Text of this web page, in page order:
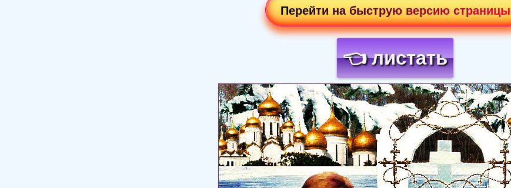
Перейти на быструю версию страницы
👈 листать
Загрузка картинки...